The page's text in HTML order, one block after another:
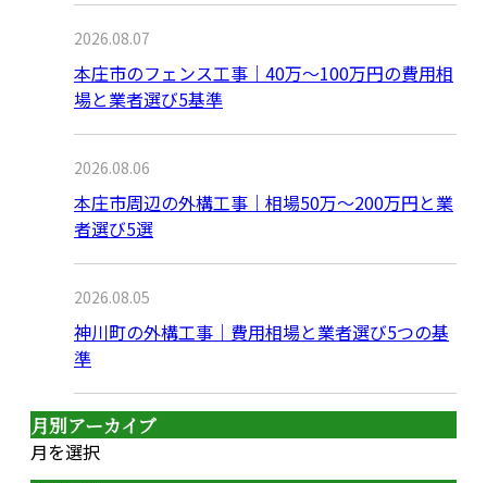
2026.08.07
本庄市のフェンス工事｜40万〜100万円の費用相
場と業者選び5基準
2026.08.06
本庄市周辺の外構工事｜相場50万〜200万円と業
者選び5選
2026.08.05
神川町の外構工事｜費用相場と業者選び5つの基
準
月別アーカイブ
月を選択